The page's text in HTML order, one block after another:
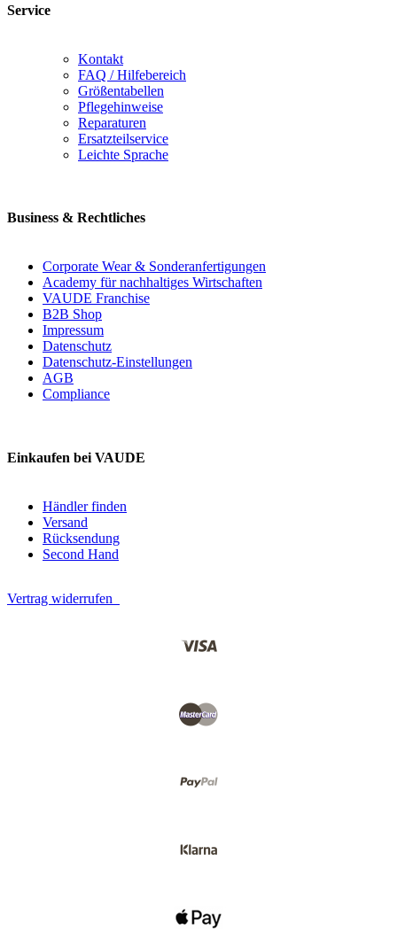
Service
Kontakt
FAQ / Hilfebereich
Größentabellen
Pflegehinweise
Reparaturen
Ersatzteilservice
Leichte Sprache
Business & Rechtliches
Corporate Wear & Sonderanfertigungen
Academy für nachhaltiges Wirtschaften
VAUDE Franchise
B2B Shop
Impressum
Datenschutz
Datenschutz-Einstellungen
AGB
Compliance
Einkaufen bei VAUDE
Händler finden
Versand
Rücksendung
Second Hand
Vertrag widerrufen